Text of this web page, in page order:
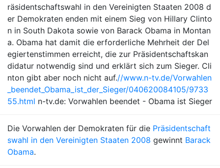
räsidentschaftswahl in den Vereinigten Staaten 2008 d
er Demokraten enden mit einem Sieg von Hillary Clinto
n in South Dakota sowie von Barack Obama in Montan
a. Obama hat damit die erforderliche Mehrheit der Del
egiertenstimmen erreicht, die zur Präsidentschaftskan
didatur notwendig sind und erklärt sich zum Sieger. Cli
nton gibt aber noch nicht auf.//www.n-tv.de/Vorwahlen
_beendet_Obama_ist_der_Sieger/040620084105/9733
55.html n-tv.de: Vorwahlen beendet - Obama ist Sieger
Die Vorwahlen der Demokraten für die Präsidentschaft
swahl in den Vereinigten Staaten 2008 gewinnt Barack
Obama.